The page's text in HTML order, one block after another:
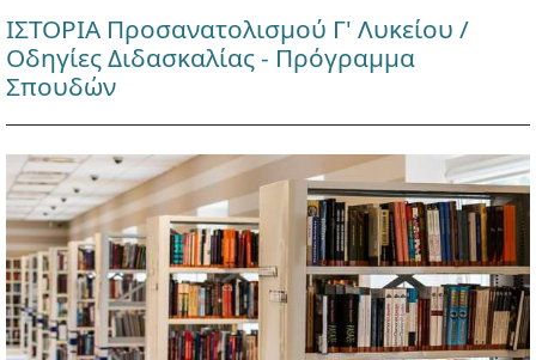
ΙΣΤΟΡΙΑ Προσανατολισμού Γ' Λυκείου /
Οδηγίες Διδασκαλίας - Πρόγραμμα
Σπουδών